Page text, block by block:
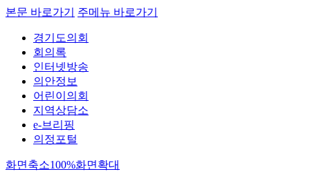
본문 바로가기 주메뉴 바로가기
경기도의회
회의록
인터넷방송
의안정보
어린이의회
지역상담소
e-브리핑
의정포털
화면축소100%화면확대